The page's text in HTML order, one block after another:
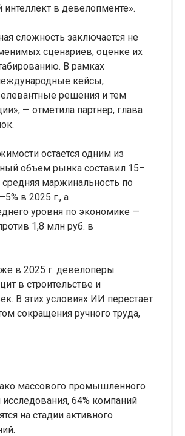
в девелопменте».
сложность заключается не
сценариев, оценке их
В рамках
кейсы,
решения и тем
— отметила партнер, глава
остается одним из
объем рынка составил 15–
маржинальность по
в 2025 г., а
уровня по экономике —
1,8 млн руб. в
в 2025 г. девелоперы
в строительстве и
В этих условиях ИИ перестает
сокращения ручного труда,
массового промышленного
64% компаний
на стадии активного